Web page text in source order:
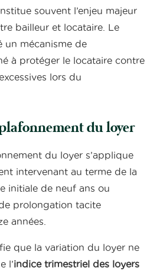
souvent l’enjeu majeur
bailleur et locataire. Le
un mécanisme de
à protéger le locataire contre
lors du
du loyer
du loyer s’applique
intervenant au terme de la
initiale de neuf ans ou
prolongation tacite
années.
que la variation du loyer ne
l’indice trimestriel des loyers